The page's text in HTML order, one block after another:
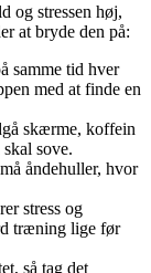
og stressen høj,
at bryde den på:
samme tid hver
med at finde en
skærme, koffein
sove.
åndehuller, hvor
stress og
træning lige før
så tag det